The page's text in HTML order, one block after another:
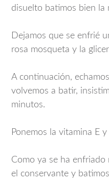
disuelto batimos bien la
Dejamos que se enfrié
rosa mosqueta y la
A continuación,
volvemos a batir,
minutos.
Ponemos la vitamina E
Como ya se ha enfriado
el conservante y